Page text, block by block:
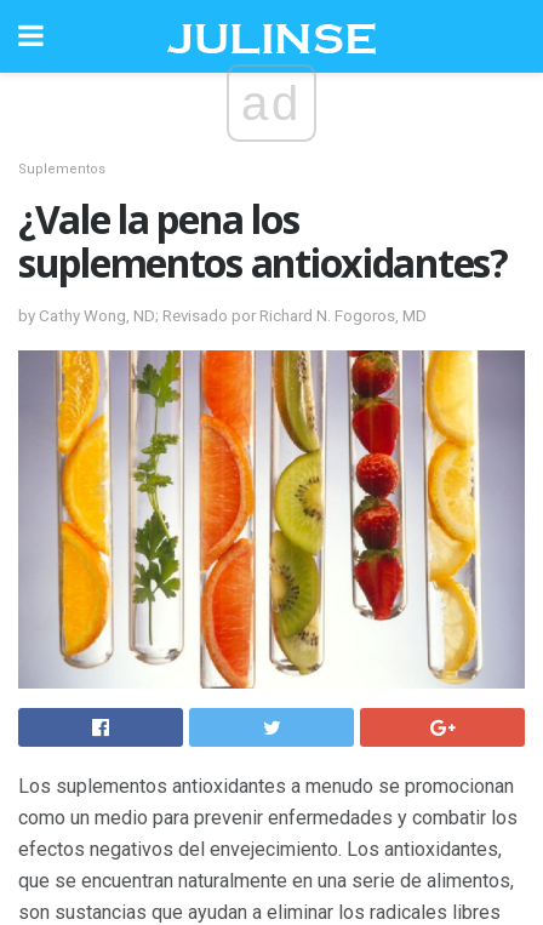
ad
Suplementos
¿Vale la pena los
suplementos antioxidantes?
by Cathy Wong, ND; Revisado por Richard N. Fogoros, MD
Los suplementos antioxidantes a menudo se promocionan
como un medio para prevenir enfermedades y combatir los
efectos negativos del envejecimiento. Los antioxidantes,
que se encuentran naturalmente en una serie de alimentos,
son sustancias que ayudan a eliminar los radicales libres